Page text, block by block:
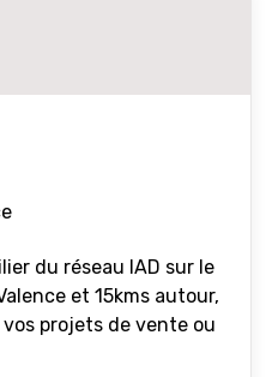
et 15kms autour,
projets de vente ou